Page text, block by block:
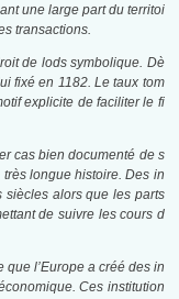
une large part du territoi
transactions.
de lods symbolique. Dè
fixé en 1182. Le taux tom
explicite de faciliter le fi
cas bien documenté de s
longue histoire. Des in
siècles alors que les parts
de suivre les cours d
que l’Europe a créé des in
Ces institution